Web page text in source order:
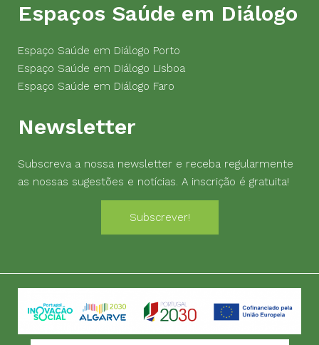
Espaços Saúde em Diálogo
Espaço Saúde em Diálogo Porto
Espaço Saúde em Diálogo Lisboa
Espaço Saúde em Diálogo Faro
Newsletter
Subscreva a nossa newsletter e receba regularmente
as nossas sugestões e notícias. A inscrição é gratuita!
Subscrever!